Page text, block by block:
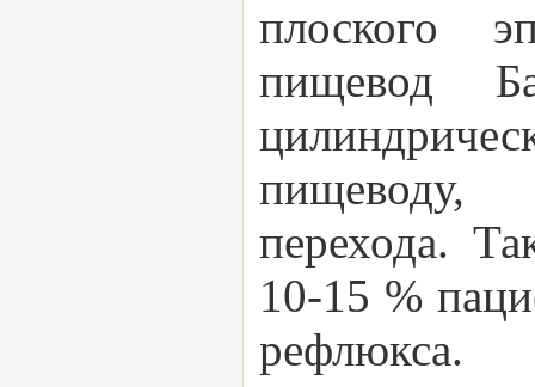
плоского
пищевод
пищеводу,
перехода.
10-15 %
рефлюкса.